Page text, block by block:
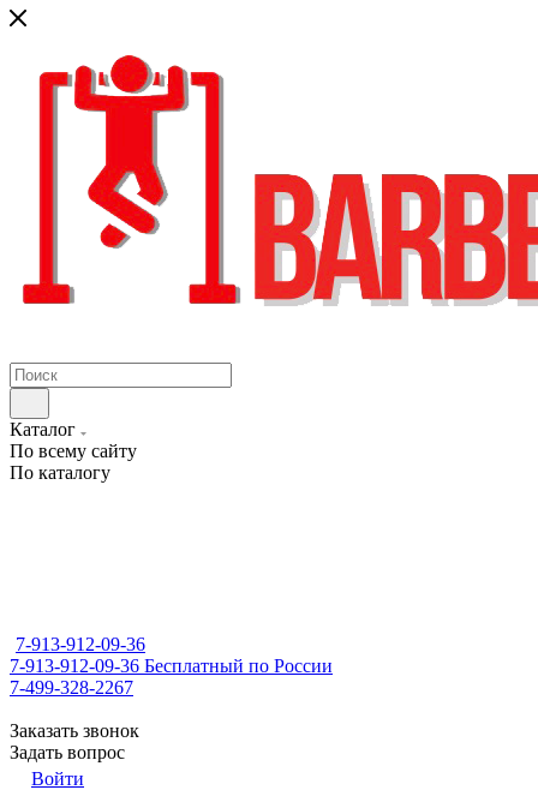
Каталог
По всему сайту
По каталогу
7-913-912-09-36
7-913-912-09-36 Бесплатный по России
7-499-328-2267
Заказать звонок
Задать вопрос
Войти